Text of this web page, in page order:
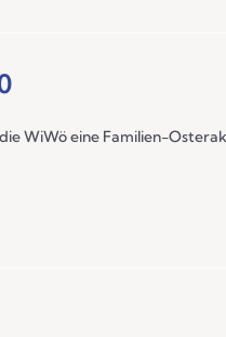
WiWö eine Familien-